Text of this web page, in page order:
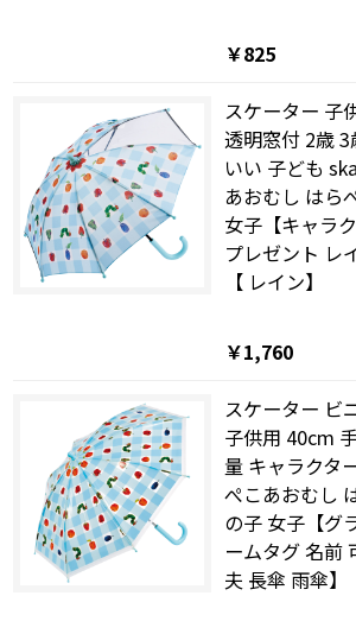
￥825
スケーター 子
透明窓付 2歳
いい 子ども
あおむし はら
女子【キャラ
プレゼント レ
【 レイン】
￥1,760
スケーター ビ
子供用 40cm
量 キャラクタ
ぺこあおむし
の子 女子【グ
ームタグ 名前
夫 長傘 雨傘】